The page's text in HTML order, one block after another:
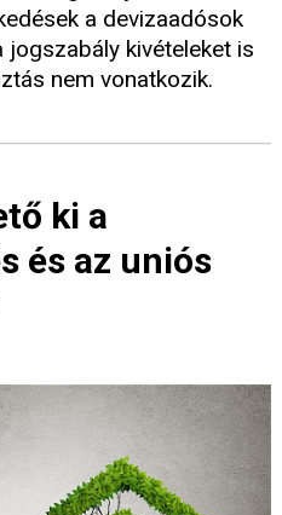
a devizaadósok
kivételeket is
nem vonatkozik.
ki a
és az uniós